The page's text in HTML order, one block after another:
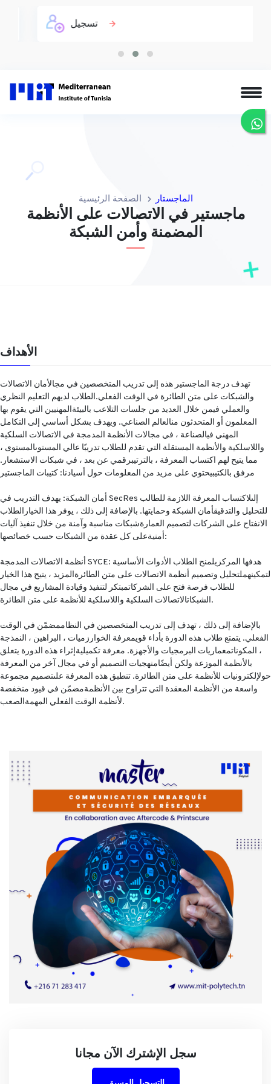
تسجيل
الصفحة الرئيسية الماجستار
ماجستير في الاتصالات على الأنظمة
المضمنة وأمن الشبكة
الأهداف
تهدف درجة الماجستير هذه إلى تدريب المتخصصين في مجالأمان الاتصالات
والشبكات على متن الطائرة في الوقت الفعلي.الطلاب لديهم التعليم النظري
والعملي فيمن خلال العديد من جلسات التلاعب بالبيئةالمهنيين التي يقوم بها
المعلمون أو المتحدثون منالعالم الصناعي. ويهدف بشكل أساسي إلى التكامل
المهني فيالصناعة ، في مجالات الأنظمة المدمجة في الاتصالات السلكية
واللاسلكية والأنظمة المستقلة التي تقدم للطلاب تدريبًا عالي المستوىالمستوى ،
مما يتيح لهم اكتساب المعرفة ، بالترتيبرقمي عن بعد ، في شبكات الاستشعار.
مرفق بالكتيبيحتوي على مزيد من المعلومات حول أسيادنا: كتيبات الماجستير
أمان الشبكة: يهدف التدريب في SecRes إلىلاكتساب المعرفة اللازمة للطالب
للتحليل والتدقيقأمان الشبكة وحمايتها. بالإضافة إلى ذلك ، يوفر هذا الخيارالطلاب
الانفتاح على الشركات لتصميم العمارةشبكات مناسبة وآمنة من خلال تنفيذ آليات
أمنيةعلى كل عقدة من الشبكات حسب خصائصها:
أنظمة الاتصالات المدمجة SYCE: هدفها المركزيلمنح الطلاب الأدوات الأساسية
لتمكينهملتحليل وتصميم أنظمة الاتصالات على متن الطائرةالمزيد ، يتيح هذا الخيار
للطلاب فرصة فتح على الشركاتمبتكر لتنفيذ وقيادة المشاريع في مجال
الشبكاتالاتصالات السلكية واللاسلكية للأنظمة على متن الطائرة.
بالإضافة إلى ذلك ، تهدف إلى تدريب المتخصصين في النظاممضمّن في الوقت
الفعلي. يتمتع طلاب هذه الدورة بأداء قويمعرفة الخوارزميات ، البراهين ، النمذجة
، المكوناتمعماريات البرمجيات والأجهزة. معرفة تكميليةإثراء هذه الدورة يتعلق
بالأنظمة الموزعة ولكن أيضًامنهجيات التصميم أو في مجال آخر من المعرفة
حولإلكترونيات للأنظمة على متن الطائرة. تنطبق هذه المعرفة علىتصميم مجموعة
واسعة من الأنظمة المعقدة التي تتراوح بين الأنظمةمضمّن في قيود منخفضة
لأنظمة الوقت الفعلي المهمةالصعب.
سجل الإشترك الآن مجانا